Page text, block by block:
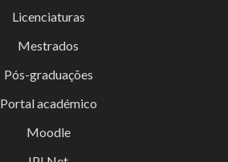
Licenciaturas
Mestrados
Pós-graduações
Portal académico
Moodle